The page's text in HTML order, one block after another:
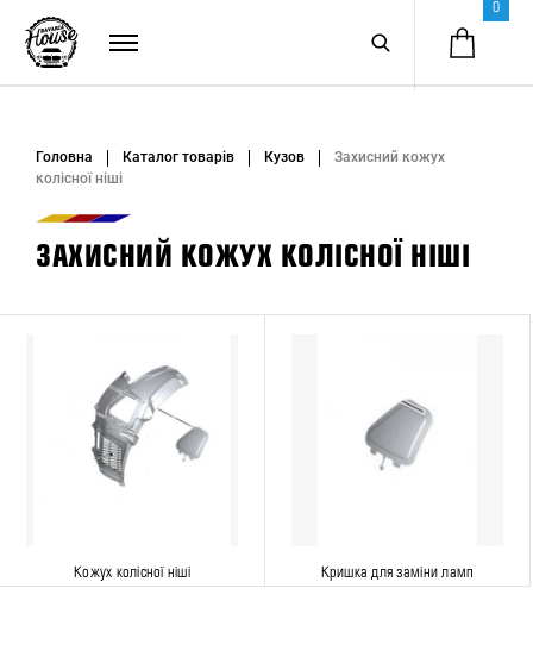
0
Головна Каталог товарів Кузов
Захисний кожух
колісної ніші
ЗАХИСНИЙ КОЖУХ КОЛІСНОЇ НІШІ
Кожух колісної ніші Кришка для заміни ламп